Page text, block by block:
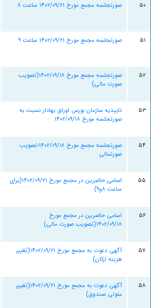
۵۰
صورتجلسه مجمع مورخ ۱۴۰۲/۰۹/۲۱ ساعت ۸
۵۱
صورتجلسه مجمع مورخ ۱۴۰۲/۰۹/۲۱ ساعت ۹
۵۲
صورتجلسه مجمع مورخ ۱۴۰۲/۰۹/۱۸(تصویب
صورت مالی)
۵۳
تاییدیه سازمان بورس اوراق بهادار نسبت به
صورتجلسه مورخ ۱۴۰۲/۰۹/۱۸
۵۴
صورتجلسه مجمع مورخ ۱۴۰۲/۰۹/۱۸-تصویب
صورتمالی
۵۵
اسامی حاضرین در مجمع مورخ ۱۴۰۲/۰۹/۲۱(برای
ساعت ۸و۹)
۵۶
اسامی حاضرین در مجمع مورخ
۱۴۰۲/۰۹/۱۸(تصویب صورت مالی)
۵۷
آگهی دعوت به مجمع مورخ ۱۴۰۲/۰۹/۲۱(تغییر
هزینه ارکان)
۵۸
آگهی دعوت به مجمع مورخ ۱۴۰۲/۰۹/۲۱(تغییر
متولی صندوق)